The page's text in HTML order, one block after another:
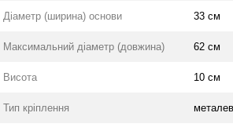
Діаметр (ширина) основи 33 см
Максимальний діаметр (довжина) 62 см
Висота 10 см
Тип кріплення